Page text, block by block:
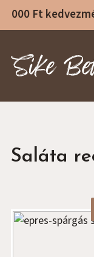
Ft
Sike Betti
Saláta